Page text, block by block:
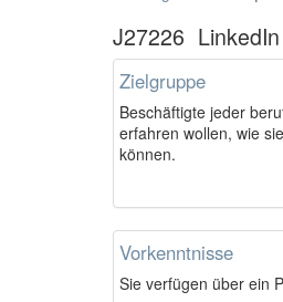
J27226
Zielgruppe
Beschäftigte jeder
erfahren wollen, wie
können.
Vorkenntnisse
Sie verfügen über ein